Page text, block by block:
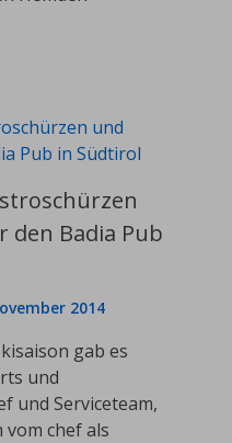
den Badia Pub
2014
gab es
und
und Serviceteam,
vom chef als